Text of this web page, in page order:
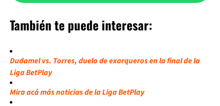
También te puede interesar:
Dudamel vs. Torres, duelo de exarqueros en la final de la
Liga BetPlay
Mira acá más noticias de la Liga BetPlay